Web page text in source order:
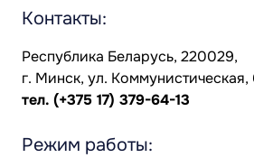
Контакты:
Республика Беларусь, 220029,
г. Минск, ул. Коммунистическая,
тел. (+375 17) 379-64-13
Режим работы: